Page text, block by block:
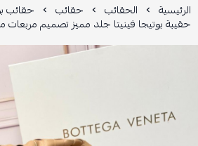
الرئيسية الحقائب حقائب حقائب
حقيبة بوتيجا فينيتا جلد مميز تصميم مربعات